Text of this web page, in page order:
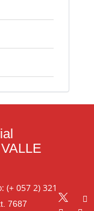
(+ 057 2) 321
7687